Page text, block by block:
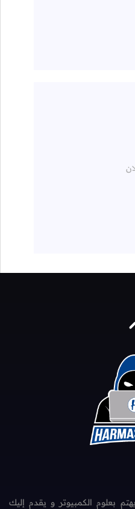
بعلوم الكمبيوتر و يقدم إليك